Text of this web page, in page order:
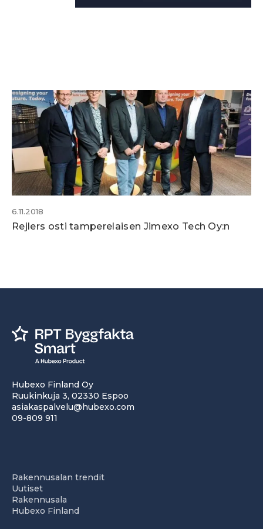
6.11.2018
Rejlers osti tamperelaisen Jimexo Tech Oy:n
Hubexo Finland Oy
Ruukinkuja 3, 02330 Espoo
asiakaspalvelu@hubexo.com
09-809 911
Rakennusalan trendit
Uutiset
Rakennusala
Hubexo Finland